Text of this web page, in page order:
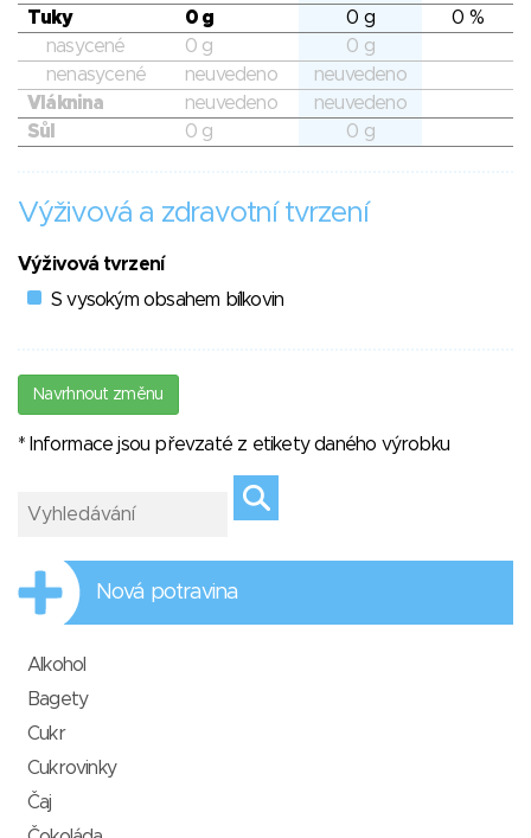
Tuky
0 g 0 g
0 %
nasycené
0 g
0 g
nenasycené
neuvedeno
neuvedeno
Vláknina
neuvedeno
neuvedeno
Sůl
0 g 0 g
Výživová a zdravotní tvrzení
Výživová tvrzení
S vysokým obsahem bílkovin
Navrhnout změnu
* Informace jsou převzaté z etikety daného výrobku
Nová potravina
Alkohol
Bagety
Cukr
Cukrovinky
Čaj